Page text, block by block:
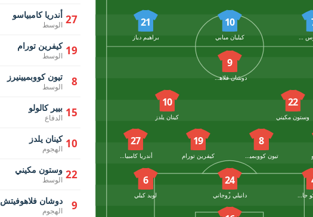
فينيسيوس جونيور
10
كيليان مبابي
21
براهيم دياز
9
دوشان فلاهوفيتش
22
وستون مكيني
10
كينان يلدز
8
تيون كووبميينيرز
19
كيفرين تورام
27
أندريا كامبياسو
24
دانيلي روجاني
6
لويد كيلي
27 أندريا كامبياسو
الوسط
19 كيفرين تورام
الوسط
8 تيون كووبميينيرز
الوسط
15 بيير كالولو
الدفاع
10 كينان يلدز
الهجوم
22 وستون مكيني
الوسط
9 دوشان فلاهوفيتش
الهجوم